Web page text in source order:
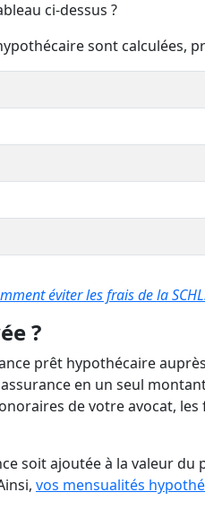
ci-dessus ?
sont calculées,
éviter les frais de la
?
prêt hypothécaire
en un seul
de votre avocat,
soit ajoutée à la valeur
vos mensualités